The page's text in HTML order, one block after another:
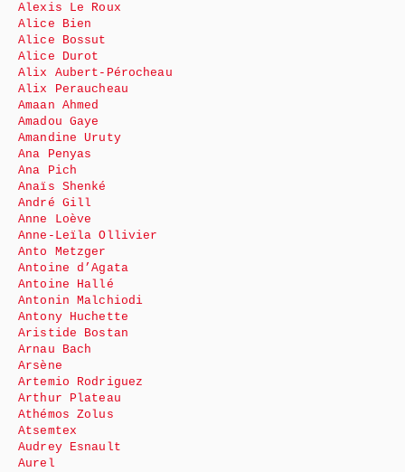
Alexis Le Roux
Alice Bien
Alice Bossut
Alice Durot
Alix Aubert-Pérocheau
Alix Peraucheau
Amaan Ahmed
Amadou Gaye
Amandine Uruty
Ana Penyas
Ana Pich
Anaïs Shenké
André Gill
Anne Loève
Anne-Leïla Ollivier
Anto Metzger
Antoine d’Agata
Antoine Hallé
Antonin Malchiodi
Antony Huchette
Aristide Bostan
Arnau Bach
Arsène
Artemio Rodriguez
Arthur Plateau
Athémos Zolus
Atsemtex
Audrey Esnault
Aurel